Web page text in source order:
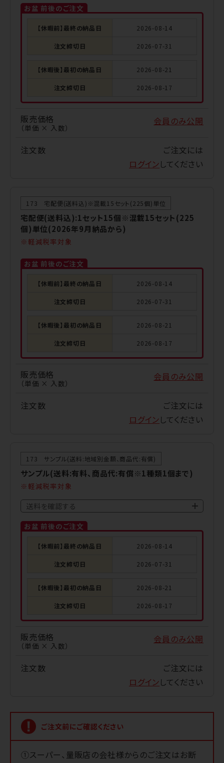
お盆 前後のご注文
【休暇前】最終の納品日 2026-08-14
注文締切日 2026-07-31
【休暇後】最初の納品日 2026-08-21
注文締切日 2026-08-17
販売価格
（単価 × 入数）
会員のみ公開
注文数
ご注文には
ログイン してください
173 宅配便(送料込)※混載15セット(225個)単位
宅配便(送料込):1セット15個※混載15セット(225
個)単位(2026年9月納品から)
軽減税率対象
お盆 前後のご注文
【休暇前】最終の納品日 2026-08-14
注文締切日 2026-07-31
【休暇後】最初の納品日 2026-08-21
注文締切日 2026-08-17
販売価格
（単価 × 入数）
会員のみ公開
注文数
ご注文には
ログイン してください
173 サンプル(送料:地域別金額、商品代:有償)
サンプル(送料:有料、商品代:有償※1種類1個まで)
軽減税率対象
送料を確認する
お盆 前後のご注文
【休暇前】最終の納品日 2026-08-14
注文締切日 2026-07-31
【休暇後】最初の納品日 2026-08-21
注文締切日 2026-08-17
販売価格
（単価 × 入数）
会員のみ公開
注文数
ご注文には
ログイン してください
ご注文前にご確認ください
①スーパー、量販店の会社様からのご注文はお断